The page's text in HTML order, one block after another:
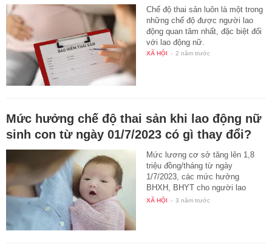
Chế độ thai sản luôn là một trong
những chế độ được người lao
động quan tâm nhất, đặc biệt đối
với lao động nữ.
XÃ HỘI - 2 năm trước
Mức hưởng chế độ thai sản khi lao động nữ
sinh con từ ngày 01/7/2023 có gì thay đổi?
Mức lương cơ sở tăng lên 1,8
triệu đồng/tháng từ ngày
1/7/2023, các mức hưởng
BHXH, BHYT cho người lao
động…
XÃ HỘI - 3 năm trước